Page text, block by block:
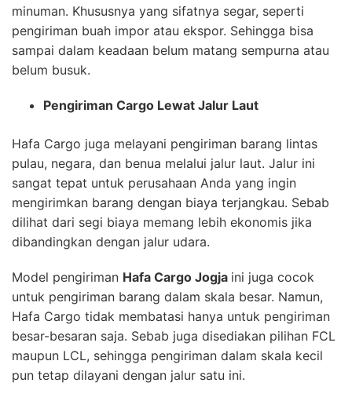
minuman. Khususnya yang sifatnya segar, seperti
pengiriman buah impor atau ekspor. Sehingga bisa
sampai dalam keadaan belum matang sempurna atau
belum busuk.
Pengiriman Cargo Lewat Jalur Laut
Hafa Cargo juga melayani pengiriman barang lintas
pulau, negara, dan benua melalui jalur laut. Jalur ini
sangat tepat untuk perusahaan Anda yang ingin
mengirimkan barang dengan biaya terjangkau. Sebab
dilihat dari segi biaya memang lebih ekonomis jika
dibandingkan dengan jalur udara.
Model pengiriman Hafa Cargo Jogja ini juga cocok
untuk pengiriman barang dalam skala besar. Namun,
Hafa Cargo tidak membatasi hanya untuk pengiriman
besar-besaran saja. Sebab juga disediakan pilihan FCL
maupun LCL, sehingga pengiriman dalam skala kecil
pun tetap dilayani dengan jalur satu ini.